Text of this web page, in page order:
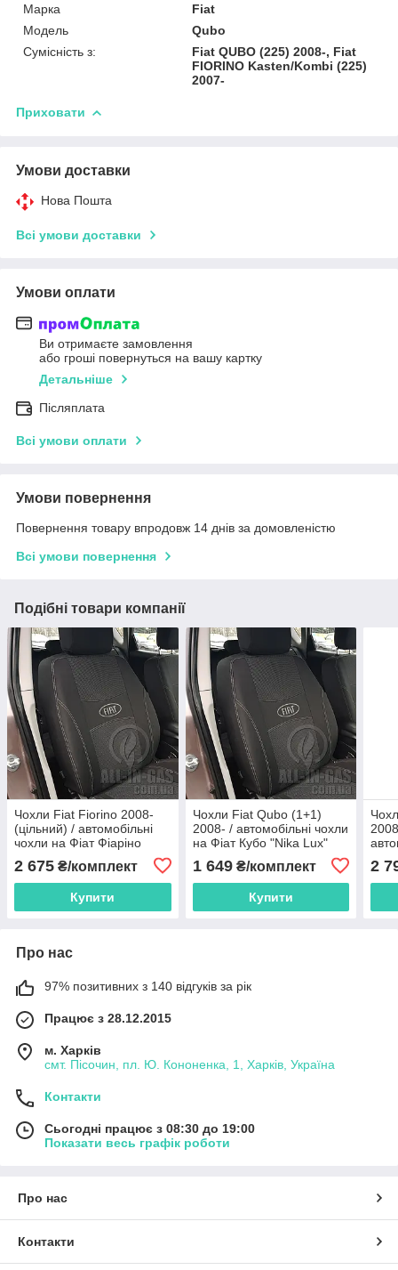
Марка
Fiat
Модель
Qubo
Сумісність з:
Fiat QUBO (225) 2008-, Fiat
FIORINO Kasten/Kombi (225)
2007-
Приховати
Умови доставки
Нова Пошта
Всі умови доставки
Умови оплати
Ви отримаєте замовлення
або гроші повернуться на вашу картку
Детальніше
Післяплата
Всі умови оплати
Умови повернення
Повернення товару впродовж 14 днів за домовленістю
Всі умови повернення
Подібні товари компанії
Чохли Fiat Fiorino 2008-
(цільний) / автомобільні
чохли на Фіат Фіаріно
2 675 ₴/комплект
Купити
Чохли Fiat Qubo (1+1)
2008- / автомобільні чохли
на Фіат Кубо "Nika Lux"
1 649₴/комплект
Купити
2
Про нас
97% позитивних з 140 відгуків за рік
Працює з 28.12.2015
м. Харків
смт. Пісочин, пл. Ю. Кононенка, 1, Харків, Україна
Контакти
Сьогодні працює з 08:30 до 19:00
Показати весь графік роботи
Про нас
Контакти